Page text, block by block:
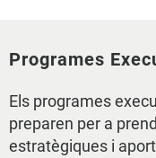
Programes
Els programes
preparen per a
estratègiques i